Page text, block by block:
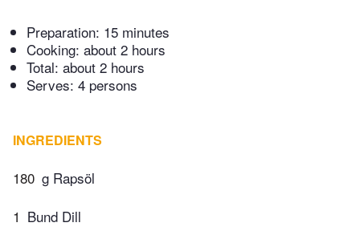
Preparation: 15 minutes
Cooking: about 2 hours
Total: about 2 hours
Serves: 4 persons
INGREDIENTS
180 g Rapsöl
1 Bund Dill